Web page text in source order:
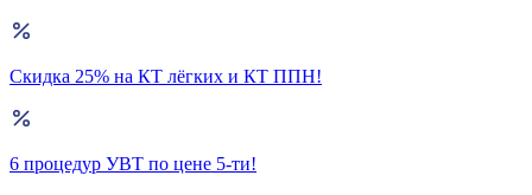
Скидка 25% на КТ лёгких и КТ ППН!
6 процедур УВТ по цене 5-ти!